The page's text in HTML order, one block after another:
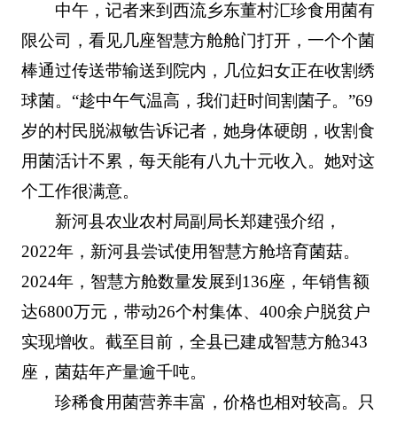
中午，记者来到西流乡东董村汇珍食用菌有
限公司，看见几座智慧方舱舱门打开，一个个菌
棒通过传送带输送到院内，几位妇女正在收割绣
球菌。“趁中午气温高，我们赶时间割菌子。”69
岁的村民脱淑敏告诉记者，她身体硬朗，收割食
用菌活计不累，每天能有八九十元收入。她对这
个工作很满意。
新河县农业农村局副局长郑建强介绍，
2022年，新河县尝试使用智慧方舱培育菌菇。
2024年，智慧方舱数量发展到136座，年销售额
达6800万元，带动26个村集体、400余户脱贫户
实现增收。截至目前，全县已建成智慧方舱343
座，菌菇年产量逾千吨。
珍稀食用菌营养丰富，价格也相对较高。只